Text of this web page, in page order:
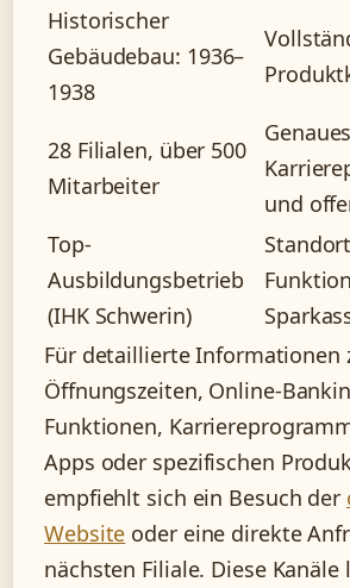
Historischer
Gebäudebau: 1936–
1938
28 Filialen, über 500
Mitarbeiter
Genaues
und
Top-
Ausbildungsbetrieb
(IHK Schwerin)
Für detaillierte Informationen
Öffnungszeiten, Online-
Funktionen,
Apps oder spezifischen
empfiehlt sich ein Besuch der
Website oder eine direkte
nächsten Filiale. Diese